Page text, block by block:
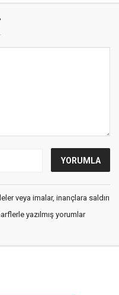
veya imalar, inançlara saldırı
yazılmış yorumlar